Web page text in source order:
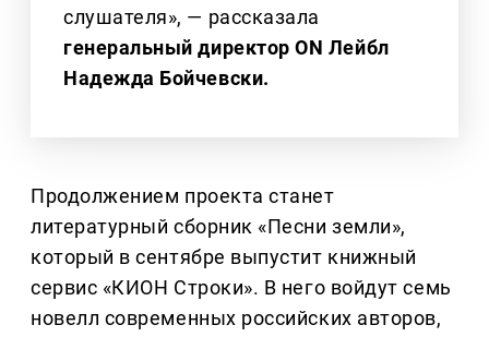
слушателя», — рассказала
генеральный директор ON Лейбл
Надежда Бойчевски.
Продолжением проекта станет
литературный сборник «Песни земли»,
который в сентябре выпустит книжный
сервис «КИОН Строки». В него войдут семь
новелл современных российских авторов,